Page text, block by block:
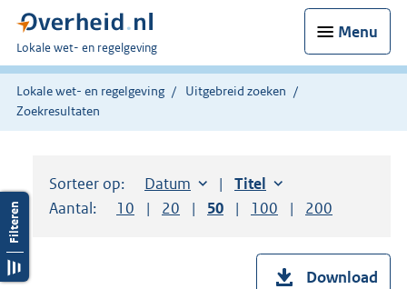
Menu
U
bent
hier:
Lokale wet- en regelgeving
Lokale wet- en regelgeving
Uitgebreid zoeken
Zoekresultaten
Sorteer op: Sorteer op:
Datum aflopendSorteer op:
Titel oplopend
Aantal:
Toon
10 resultaten per pagina
Toon
20 resultaten per pagina
Toon
50 resultaten per pagina
Toon
100 resultaten per
Toon
200
Download